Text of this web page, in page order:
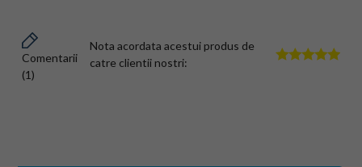
Comentarii
(1)
Nota acordata acestui produs de
catre clientii nostri: